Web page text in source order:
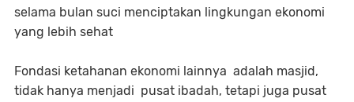
selama bulan suci menciptakan lingkungan ekonomi
yang lebih sehat
Fondasi ketahanan ekonomi lainnya adalah masjid,
tidak hanya menjadi pusat ibadah, tetapi juga pusat